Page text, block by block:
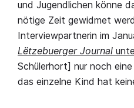
und Jugendlichen könne
nötige Zeit gewidmet
Interviewpartnerin im
Lëtzebuerger Journal
Schülerhort] nur noch
das einzelne Kind hat